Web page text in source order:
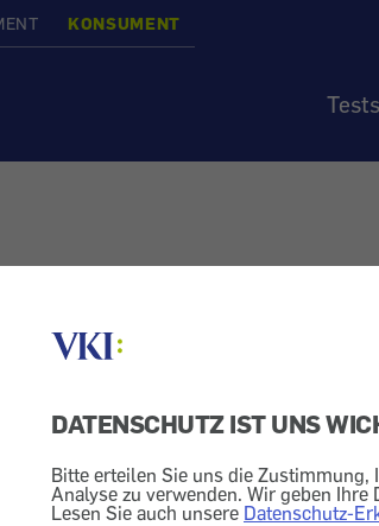
DATENSCHUTZ IST UNS
Bitte erteilen Sie uns die Zustimmung,
Analyse zu verwenden. Wir geben Ihre
Lesen Sie auch unsere Datenschutz-
KONSUMENT
Tests